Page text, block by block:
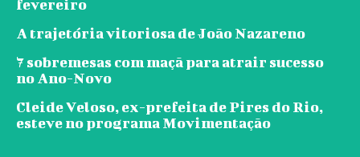
fevereiro
A trajetória vitoriosa de João Nazareno
7 sobremesas com maçã para atrair sucesso
no Ano-Novo
Cleide Veloso, ex-prefeita de Pires do Rio,
esteve no programa Movimentação